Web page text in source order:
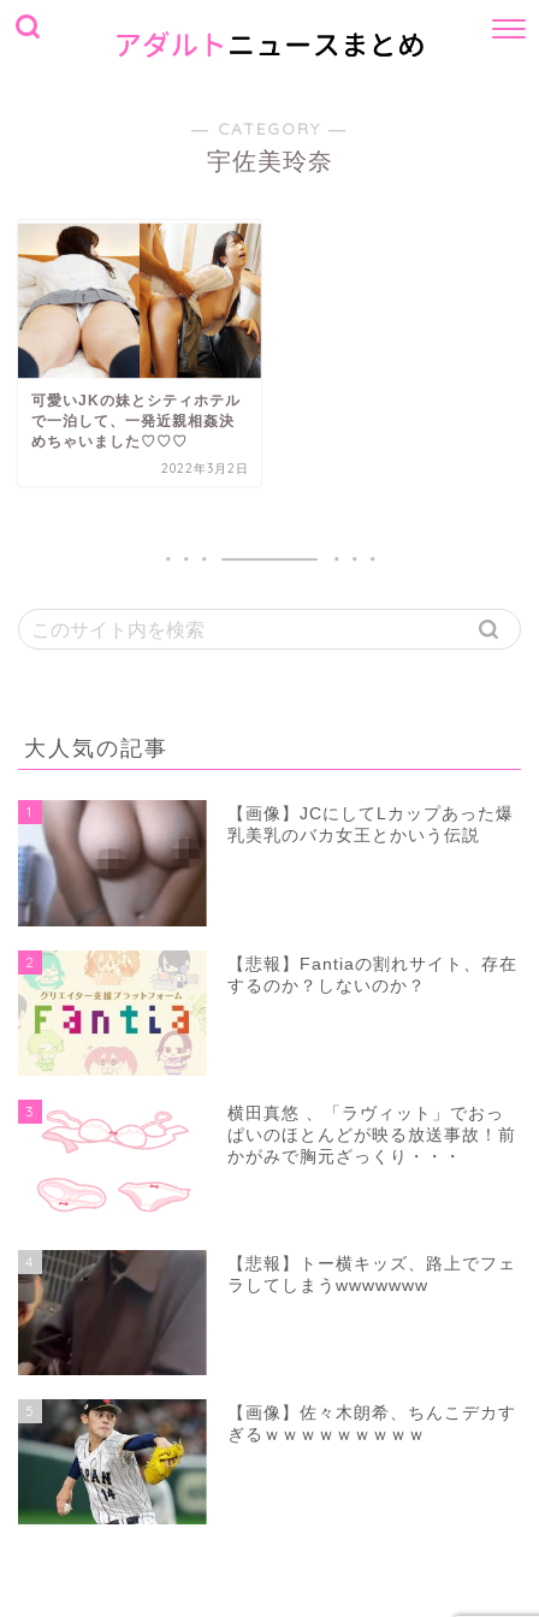
― CATEGORY ―
宇佐美玲奈
可愛いJKの妹とシティホテル
で一泊して、一発近親相姦決
めちゃいました♡♡♡
2022年3月2日
大人気の記事
1
【画像】JCにしてLカップあった爆
乳美乳のバカ女王とかいう伝説
2
【悲報】Fantiaの割れサイト、存在
するのか？しないのか？
3
横田真悠 、「ラヴィット」でおっ
ぱいのほとんどが映る放送事故！前
かがみで胸元ざっくり・・・
4
【悲報】トー横キッズ、路上でフェ
ラしてしまうwwwwwww
5
【画像】佐々木朗希、ちんこデカす
ぎるｗｗｗｗｗｗｗｗｗ